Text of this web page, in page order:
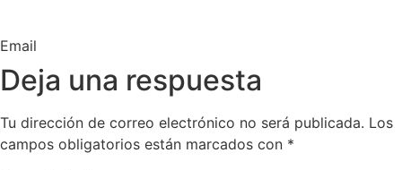
Email
Deja una respuesta
Tu dirección de correo electrónico no será publicada. Los
campos obligatorios están marcados con *